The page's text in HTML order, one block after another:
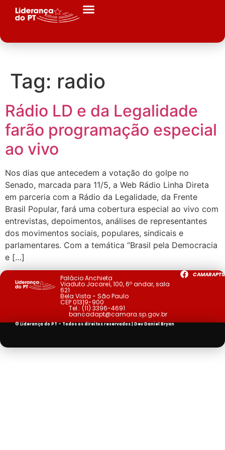
Tag: radio
Rádio LD e da Legalidade
farão programação especial
ao vivo
Nos dias que antecedem a votação do golpe no
Senado, marcada para 11/5, a Web Rádio Linha Direta
em parceria com a Rádio da Legalidade, da Frente
Brasil Popular, fará uma cobertura especial ao vivo com
entrevistas, depoimentos, análises de representantes
dos movimentos sociais, populares, sindicais e
parlamentares. Com a temática “Brasil pela Democracia
e […]
Palácio Anchieta
Viaduto Jacareí, 100, 6º andar, sala
621
Bela Vista - São Paulo
CEP 01319-900
Tel.: (11) 3396-4691
bancadapt@camara.sp.gov.br
© Liderança do PT - Todos os direitos reservados | DevDaniel Bryan